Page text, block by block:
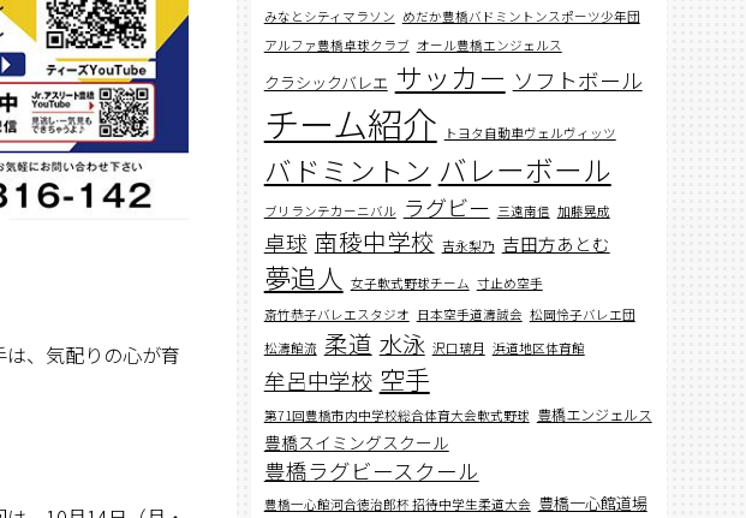
は、気配りの心が育
みなとシティマラソン めだか豊橋バドミントンスポーツ少年団
アルファ豊橋卓球クラブ オール豊橋エンジェルス
クラシックバレエ サッカー ソフトボール
チーム紹介 トヨタ自動車ヴェルヴィッツ
バドミントン バレーボール
ブリランテカーニバル ラグビー 三遠南信 加藤晃成
卓球 南稜中学校 吉永梨乃 吉田方あとむ
夢追人 女子軟式野球チーム 寸止め空手
斎竹恭子バレエスタジオ 日本空手道濤誠会 松岡怜子バレエ団
松濤館流 柔道 水泳 沢口璃月 浜道地区体育館
牟呂中学校 空手
第71回豊橋市内中学校総合体育大会軟式野球 豊橋エンジェルス
豊橋スイミングスクール
豊橋ラグビースクール
豊橋一心館河合徳治郎杯 招待中学生柔道大会 豊橋一心館道場